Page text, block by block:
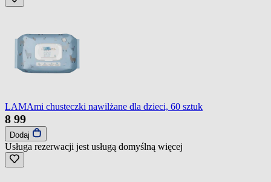
LAMAmi chusteczki nawilżane dla dzieci, 60 sztuk
8 99
Dodaj
Usługa rezerwacji jest usługą domyślną więcej